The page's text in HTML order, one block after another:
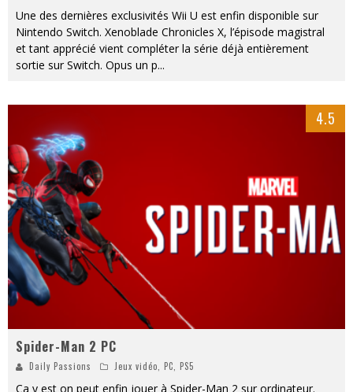
Une des dernières exclusivités Wii U est enfin disponible sur
Nintendo Switch. Xenoblade Chronicles X, l’épisode magistral
et tant apprécié vient compléter la série déjà entièrement
sortie sur Switch. Opus un p...
4.5
Spider-Man 2 PC
Daily Passions Jeux vidéo PC PS5
Ça y est on peut enfin jouer à Spider-Man 2 sur ordinateur.